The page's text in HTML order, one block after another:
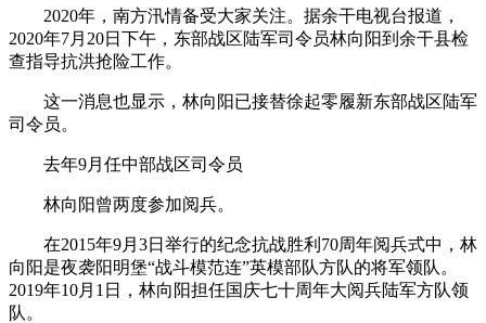
2020年，南方汛情备受大家关注。据余干电视台报道，
2020年7月20日下午，东部战区陆军司令员林向阳到余干县检
查指导抗洪抢险工作。
这一消息也显示，林向阳已接替徐起零履新东部战区陆军
司令员。
去年9月任中部战区司令员
林向阳曾两度参加阅兵。
在2015年9月3日举行的纪念抗战胜利70周年阅兵式中，林
向阳是夜袭阳明堡“战斗模范连”英模部队方队的将军领队。
2019年10月1日，林向阳担任国庆七十周年大阅兵陆军方队领
队。